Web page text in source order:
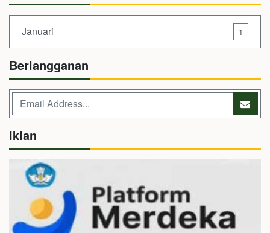
Januari 1
Berlangganan
Iklan